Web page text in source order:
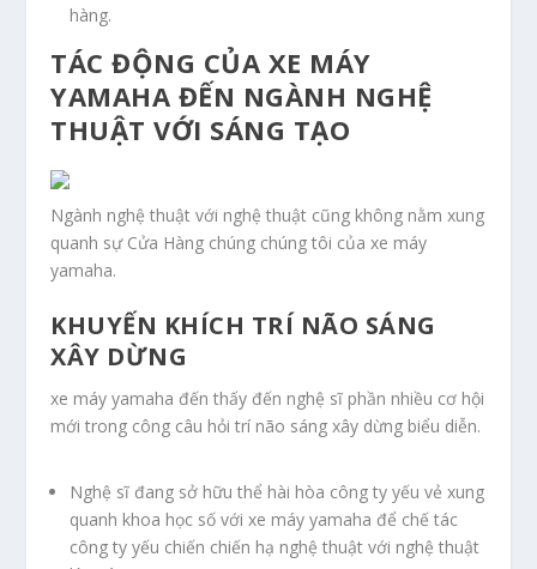
hàng.
TÁC ĐỘNG CỦA XE MÁY
YAMAHA ĐẾN NGÀNH NGHỆ
THUẬT VỚI SÁNG TẠO
Ngành nghệ thuật với nghệ thuật cũng không nằm xung
quanh sự Cửa Hàng chúng chúng tôi của xe máy
yamaha.
KHUYẾN KHÍCH TRÍ NÃO SÁNG
XÂY DỪNG
xe máy yamaha đến thấy đến nghệ sĩ phần nhiều cơ hội
mới trong công câu hỏi trí não sáng xây dừng biểu diễn.
Nghệ sĩ đang sở hữu thể hài hòa công ty yếu vẻ xung
quanh khoa học số với xe máy yamaha để chế tác
công ty yếu chiến chiến hạ nghệ thuật với nghệ thuật